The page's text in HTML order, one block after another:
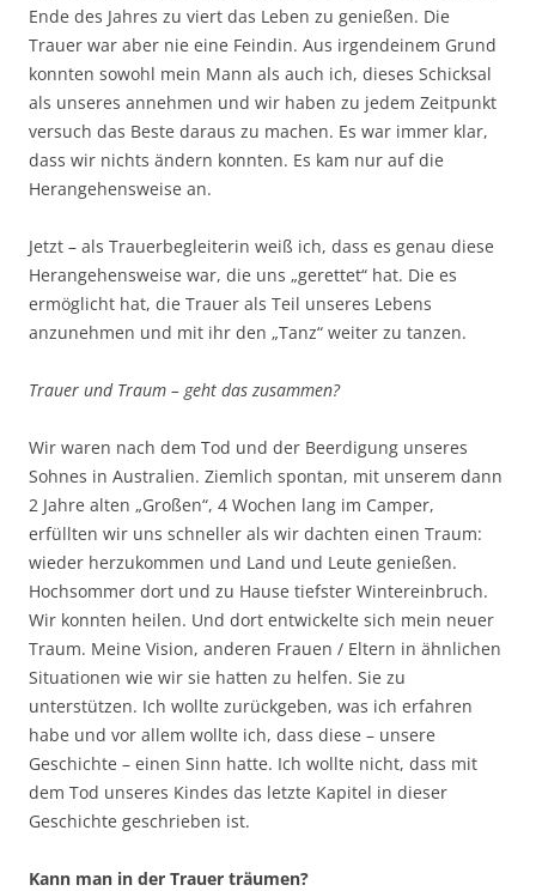
Ende des Jahres zu viert das Leben zu genießen. Die
Trauer war aber nie eine Feindin. Aus irgendeinem Grund
konnten sowohl mein Mann als auch ich, dieses Schicksal
als unseres annehmen und wir haben zu jedem Zeitpunkt
versuch das Beste daraus zu machen. Es war immer klar,
dass wir nichts ändern konnten. Es kam nur auf die
Herangehensweise an.
Jetzt – als Trauerbegleiterin weiß ich, dass es genau diese
Herangehensweise war, die uns „gerettet“ hat. Die es
ermöglicht hat, die Trauer als Teil unseres Lebens
anzunehmen und mit ihr den „Tanz“ weiter zu tanzen.
Trauer und Traum – geht das zusammen?
Wir waren nach dem Tod und der Beerdigung unseres
Sohnes in Australien. Ziemlich spontan, mit unserem dann
2 Jahre alten „Großen“, 4 Wochen lang im Camper,
erfüllten wir uns schneller als wir dachten einen Traum:
wieder herzukommen und Land und Leute genießen.
Hochsommer dort und zu Hause tiefster Wintereinbruch.
Wir konnten heilen. Und dort entwickelte sich mein neuer
Traum. Meine Vision, anderen Frauen / Eltern in ähnlichen
Situationen wie wir sie hatten zu helfen. Sie zu
unterstützen. Ich wollte zurückgeben, was ich erfahren
habe und vor allem wollte ich, dass diese – unsere
Geschichte – einen Sinn hatte. Ich wollte nicht, dass mit
dem Tod unseres Kindes das letzte Kapitel in dieser
Geschichte geschrieben ist.
Kann man in der Trauer träumen?